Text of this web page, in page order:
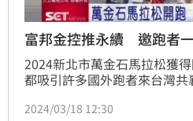
富邦金控推永續 邀跑者
2024新北市萬金石馬拉松獲
都吸引許多國外跑者來台灣
加，富邦集團推出，只要用手
2024/03/18 12:30